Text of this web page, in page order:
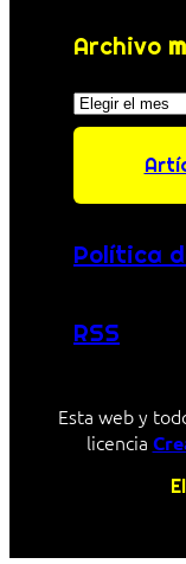
Archivo
Archivos
Política
RSS
Esta web y
licencia